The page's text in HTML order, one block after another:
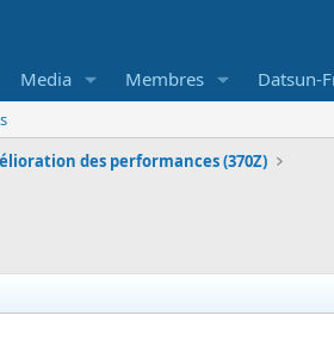
Media Membres Datsun-
des performances (370Z)